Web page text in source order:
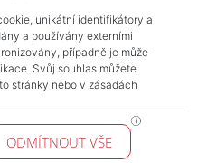
data
reality
unikátní identifikátory a
a používány externími
případně je může
Svůj souhlas můžete
stránky nebo v zásadách
ODMÍTNOUT VŠE